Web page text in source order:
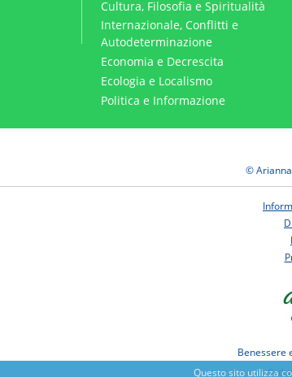
Questo sito utilizza
Cultura, Filosofia e Spiritualità
Internazionale, Conflitti e
Autodeterminazione
Economia e Decrescita
Ecologia e Localismo
Politica e Informazione
©
Benessere